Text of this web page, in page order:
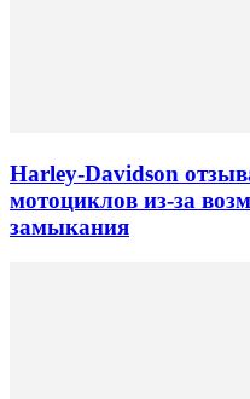
Harley-Davidson
мотоциклов из-за
замыкания